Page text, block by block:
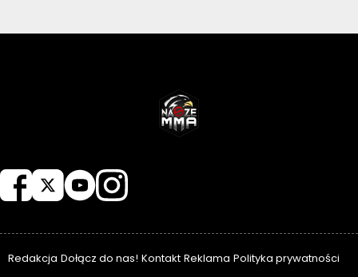
Redakcja Dołącz do nas! Kontakt Reklama Polityka prywatności